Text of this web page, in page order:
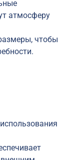
атмосферу
чтобы